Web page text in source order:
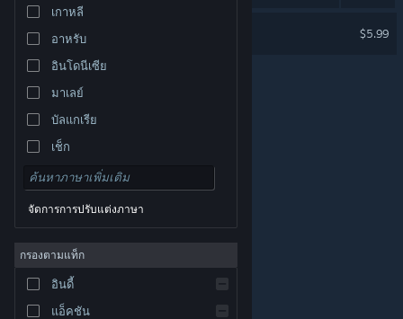
ชมเว็บไซต์สำหรับเดสก์ท็อป
เกาหลี
อาหรับ
อินโดนีเซีย
มาเลย์
บัลแกเรีย
เช็ก
เดนมาร์ก
อังกฤษ
สเปน
สเปน-ลาตินอเมริกา
กรีก
จัดการการปรับแต่งภาษา
กรองตามแท็ก
อินดี้
แอ็คชัน
$5.99